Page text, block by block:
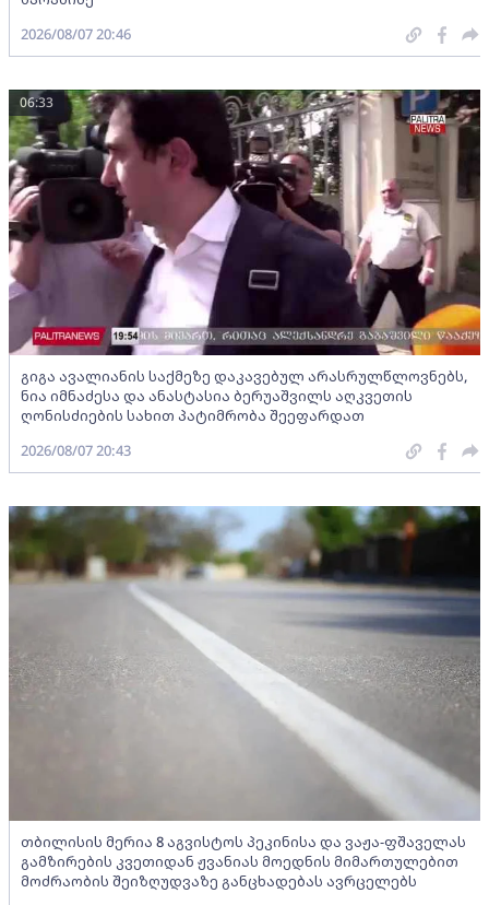
2026/08/07 20:46
გიგა ავალიანის საქმეზე დაკავებულ არასრულწლოვნებს,
ნია იმნაძესა და ანასტასია ბერუაშვილს აღკვეთის
ღონისძიების სახით პატიმრობა შეეფარდათ
06:33
2026/08/07 20:43
თბილისის მერია 8 აგვისტოს პეკინისა და ვაჟა-ფშაველას
გამზირების კვეთიდან ჟვანიას მოედნის მიმართულებით
მოძრაობის შეიზღუდვაზე განცხადებას ავრცელებს